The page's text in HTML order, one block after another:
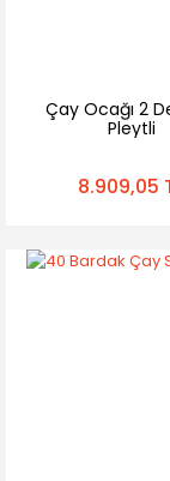
Çay Ocağı 2
Pleytli
8.909,05